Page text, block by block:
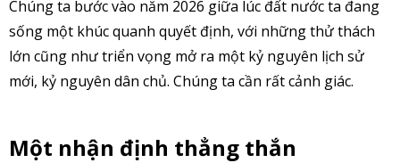
Chúng ta bước vào năm 2026 giữa lúc đất nước ta đang
sống một khúc quanh quyết định, với những thử thách
lớn cũng như triển vọng mở ra một kỷ nguyên lịch sử
mới, kỷ nguyên dân chủ. Chúng ta cần rất cảnh giác.
Một nhận định thẳng thắn